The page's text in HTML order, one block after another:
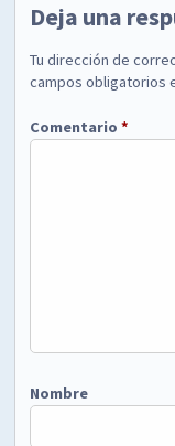
Deja una
Tu dirección de
campos obligatorios
Comentario*
Nombre